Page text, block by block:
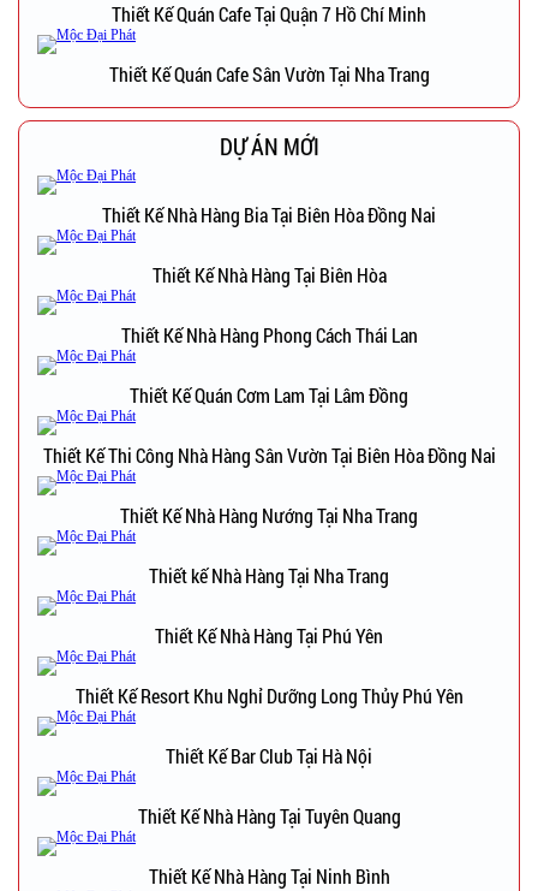
Thiết Kế Quán Cafe Tại Quận 7 Hồ Chí Minh
Thiết Kế Quán Cafe Sân Vườn Tại Nha Trang
DỰ ÁN MỚI
Thiết Kế Nhà Hàng Bia Tại Biên Hòa Đồng Nai
Thiết Kế Nhà Hàng Tại Biên Hòa
Thiết Kế Nhà Hàng Phong Cách Thái Lan
Thiết Kế Quán Cơm Lam Tại Lâm Đồng
Thiết Kế Thi Công Nhà Hàng Sân Vườn Tại Biên Hòa Đồng Nai
Thiết Kế Nhà Hàng Nướng Tại Nha Trang
Thiết kế Nhà Hàng Tại Nha Trang
Thiết Kế Nhà Hàng Tại Phú Yên
Thiết Kế Resort Khu Nghỉ Dưỡng Long Thủy Phú Yên
Thiết Kế Bar Club Tại Hà Nội
Thiết Kế Nhà Hàng Tại Tuyên Quang
Thiết Kế Nhà Hàng Tại Ninh Bình